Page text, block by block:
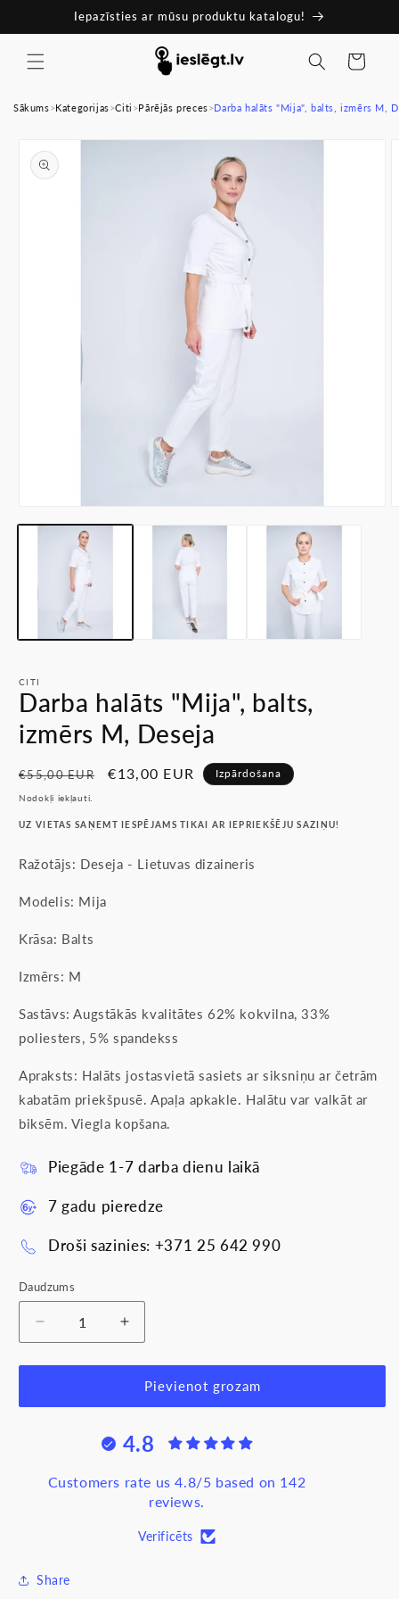
saturu
Iepazīsties ar mūsu produktu katalogu!
Ratiņi
Sākums>Kategorijas>Citi >Pārējās preces>Darba halāts "Mija", balts, izmērs M,
produkta
informāciju
multividi
CITI
Darba halāts "Mija", balts,
izmērs M, Deseja
Parastā
cena
€55,00 EUR
Pārdošanas
€13,00 EUR Izpārdošana
Nodokļi iekļauti.
UZ VIETAS SAŅEMT IESPĒJAMS TIKAI AR IEPRIEKŠĒJU SAZIŅU!
Ražotājs: Deseja - Lietuvas dizaineris
Modelis: Mija
Krāsa: Balts
Izmērs: M
Sastāvs: Augstākās kvalitātes 62% kokvilna, 33%
poliesters, 5% spandekss
Apraksts: Halāts jostasvietā sasiets ar siksniņu ar četrām
kabatām priekšpusē. Apaļa apkakle. Halātu var valkāt ar
biksēm. Viegla kopšana.
Piegāde 1-7 darba dienu laikā
7 gadu pieredze
Droši sazinies: +371 25 642 990
Daudzums
Samazināt
daudzumu
produktam
halāts
M,
Palielināt
daudzumu
produktam
Darba
halāts
balts,
M,
Deseja
Pievienot grozam
4.8
Customers rate us 4.8/5 based on 142
reviews.
Verificēts
Share